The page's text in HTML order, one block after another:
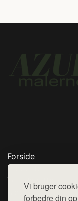
Vi bruger
forbedre din
Forside
Produkter
Top Rabatter